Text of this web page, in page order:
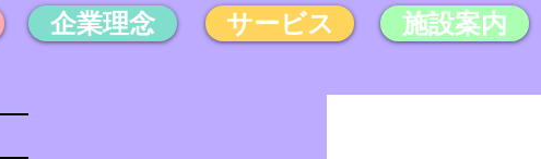
企業理念 サービス 施設案内